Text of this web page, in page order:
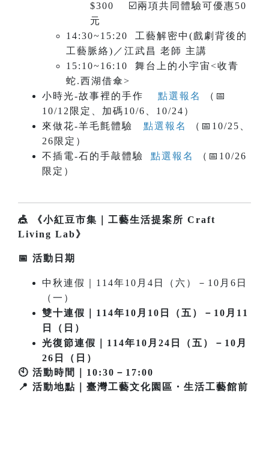
$300 ☑️兩項共同體驗可優惠50
元
14:30~15:20 工藝解密中(戲劇背後的
工藝脈絡)／江武昌 老師 主講
15:10~16:10 舞台上的小宇宙<收青
蛇.西湖借傘>
小時光-故事裡的手作
點選報名
（📅
10/12限定、加碼10/6、10/24）
來做花-羊毛氈體驗 點選報名
（📅10/25、
26限定）
不插電-石的手敲體驗 點選報名
（📅10/26
限定）
🎪 《小紅豆市集｜工藝生活提案所 Craft
Living Lab》
📅 活動日期
中秋連假｜114年10月4日（六）－10月6日
（一）
雙十連假｜114年10月10日（五）－10月11
日（日）
光復節連假｜114年10月24日（五）－10月
26日（日）
🕙 活動時間｜10:30－17:00
📍 活動地點｜臺灣工藝文化園區・生活工藝館前